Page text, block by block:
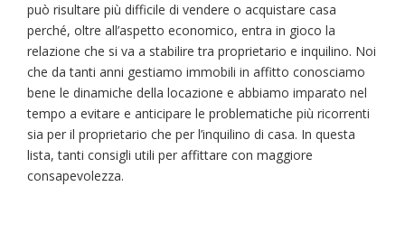
può risultare più difficile di vendere o acquistare casa
perché, oltre all’aspetto economico, entra in gioco la
relazione che si va a stabilire tra proprietario e inquilino. Noi
che da tanti anni gestiamo immobili in affitto conosciamo
bene le dinamiche della locazione e abbiamo imparato nel
tempo a evitare e anticipare le problematiche più ricorrenti
sia per il proprietario che per l’inquilino di casa. In questa
lista, tanti consigli utili per affittare con maggiore
consapevolezza.